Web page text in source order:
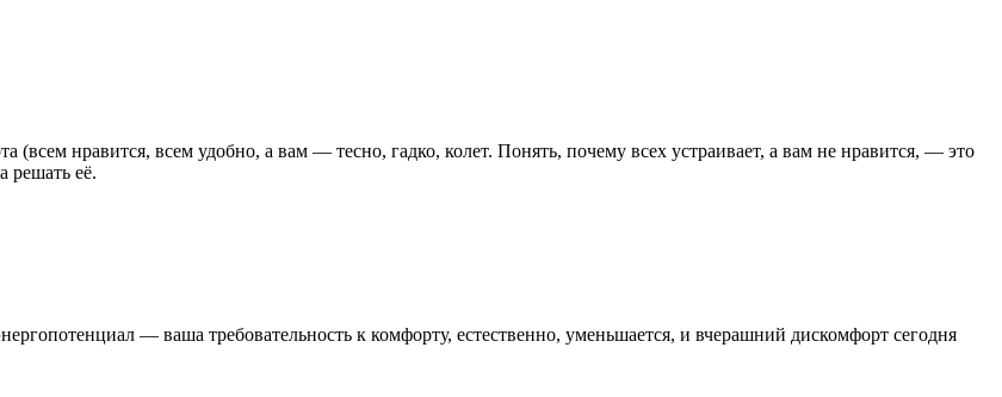
нравится, всем удобно, а вам — тесно, гадко, колет. Понять, почему всех устраивает, а вам не нравится, — это
решать её.
— ваша требовательность к комфорту, естественно, уменьшается, и вчерашний дискомфорт сегодня